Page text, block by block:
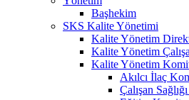
Başhekim
SKS Kalite Yönetimi
Kalite Yönetim
Kalite Yönetim
Kalite Yönetim
Akılcı İlaç
Çalışan